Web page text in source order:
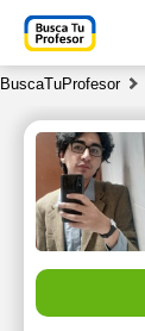
BuscaTuProfesor
7